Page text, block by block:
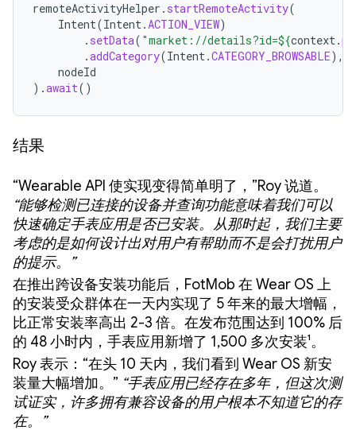
remoteActivityHelper . startRemoteActivity(
Intent(Intent.ACTION_VIEW)
. setData( "market://details?id=${context.
.addCategory(Intent.CATEGORY_BROWSABLE),
nodeId
).await()
结果
“Wearable API 使实现变得简单明了，”Roy 说道。
“能够检测已连接的设备并查询功能意味着我们可以
快速确定手表应用是否已安装。从那时起，我们主要
考虑的是如何设计出对用户有帮助而不是会打扰用户
的提示。”
在推出跨设备安装功能后，FotMob 在 Wear OS 上
的安装受众群体在一天内实现了 5 年来的最大增幅，
比正常安装率高出 2-3 倍。在发布范围达到 100% 后
的 48 小时内，手表应用新增了 1,500 多次安装¹。
Roy 表示：“在头 10 天内，我们看到 Wear OS 新安
装量大幅增加。” “手表应用已经存在多年，但这次测
试证实，许多拥有兼容设备的用户根本不知道它的存
在。”